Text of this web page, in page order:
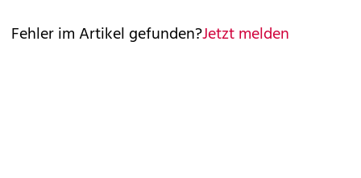
Fehler im Artikel gefunden?Jetzt melden